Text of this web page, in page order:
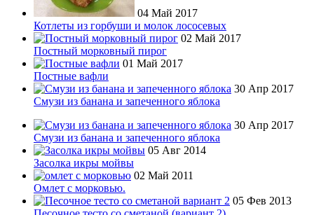
04 Май 2017
Котлеты из горбуши и молок лососевых
02 Май 2017
Постный морковный пирог
01 Май 2017
Постные вафли
30 Апр 2017
Смузи из банана и запеченного яблока
30 Апр 2017
Смузи из банана и запеченного яблока
05 Авг 2014
Засолка икры мойвы
02 Май 2011
Омлет с морковью.
05 Фев 2013